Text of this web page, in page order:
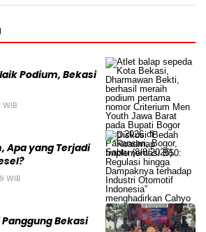
Podium, Bekasi
Apa yang Terjadi
WIB
Panggung Bekasi